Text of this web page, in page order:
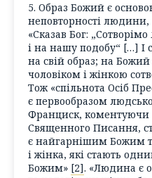
5. Образ Божий є
неповторності людини,
«Сказав Бог:
і на нашу подобу“ […] І
на свій образ; на Божий
чоловіком і жінкою
Тож «спільнота Осіб
є первообразом
Франциск, коментуючи
Священного Писання,
є найгарнішим Божим
і жінка, які стають
Божим» [2]. «Людина є